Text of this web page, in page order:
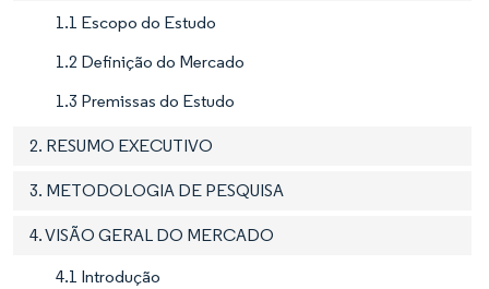
1.1 Escopo do Estudo
1.2 Definição do Mercado
1.3 Premissas do Estudo
2. RESUMO EXECUTIVO
3. METODOLOGIA DE PESQUISA
4. VISÃO GERAL DO MERCADO
4.1 Introdução